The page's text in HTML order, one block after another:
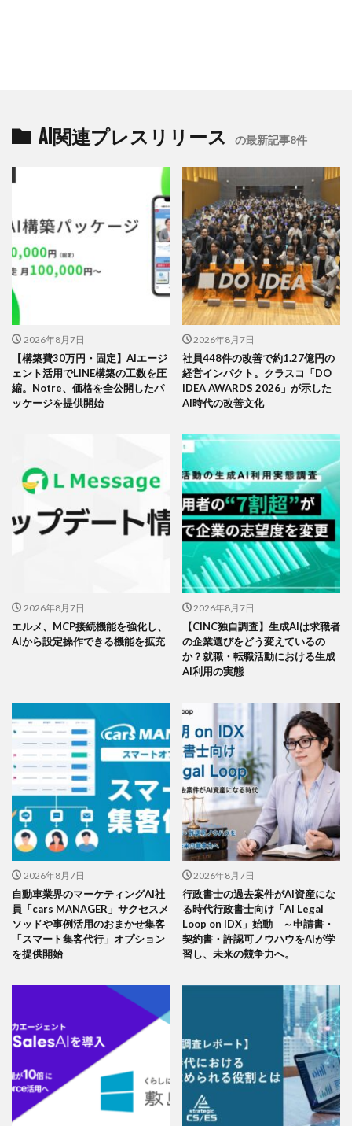
AI関連プレスリリース の最新記事8件
2026年8月7日
【構築費30万円・固定】AIエージ
ェント活用でLINE構築の工数を圧
縮。Notre、価格を全公開したパ
ッケージを提供開始
2026年8月7日
社員448件の改善で約1.27億円の
経営インパクト。クラスコ「DO
IDEA AWARDS 2026」が示した
AI時代の改善文化
2026年8月7日
エルメ、MCP接続機能を強化し、
AIから設定操作できる機能を拡充
2026年8月7日
【CINC独自調査】生成AIは求職者
の企業選びをどう変えているの
か？就職・転職活動における生成
AI利用の実態
2026年8月7日
自動車業界のマーケティングAI社
員「cars MANAGER」サクセスメ
ソッドや事例活用のおまかせ集客
「スマート集客代行」オプション
を提供開始
2026年8月7日
行政書士の過去案件がAI資産にな
る時代行政書士向け「AI Legal
Loop on IDX」始動 ～申請書・
契約書・許認可ノウハウをAIが学
習し、未来の競争力へ。